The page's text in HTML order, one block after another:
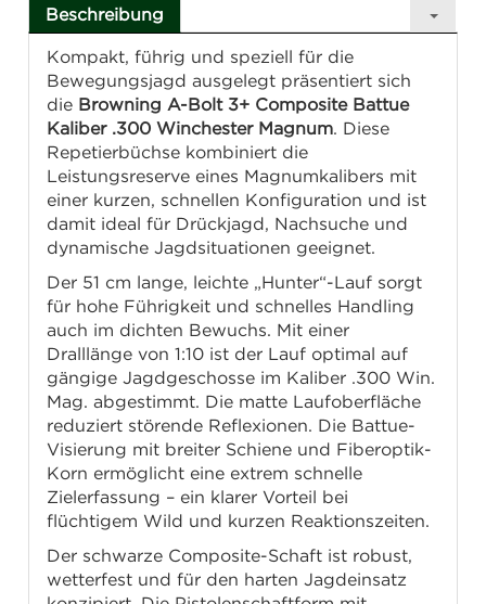
Beschreibung
Kompakt, führig und speziell für die
Bewegungsjagd ausgelegt präsentiert sich
die Browning A-Bolt 3+ Composite Battue
Kaliber .300 Winchester Magnum. Diese
Repetierbüchse kombiniert die
Leistungsreserve eines Magnumkalibers mit
einer kurzen, schnellen Konfiguration und ist
damit ideal für Drückjagd, Nachsuche und
dynamische Jagdsituationen geeignet.
Der 51 cm lange, leichte „Hunter“-Lauf sorgt
für hohe Führigkeit und schnelles Handling
auch im dichten Bewuchs. Mit einer
Dralllänge von 1:10 ist der Lauf optimal auf
gängige Jagdgeschosse im Kaliber .300 Win.
Mag. abgestimmt. Die matte Laufoberfläche
reduziert störende Reflexionen. Die Battue-
Visierung mit breiter Schiene und Fiberoptik-
Korn ermöglicht eine extrem schnelle
Zielerfassung – ein klarer Vorteil bei
flüchtigem Wild und kurzen Reaktionszeiten.
Der schwarze Composite-Schaft ist robust,
wetterfest und für den harten Jagdeinsatz